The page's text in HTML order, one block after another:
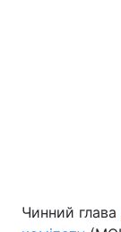
Чинний глава